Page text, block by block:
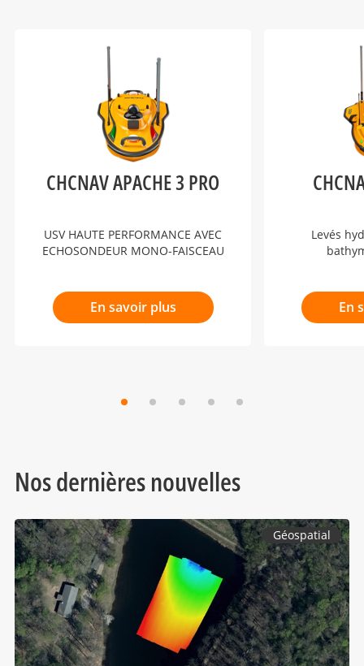
CHCNAV APACHE 3 PRO
USV HAUTE PERFORMANCE AVEC
ECHOSONDEUR MONO-FAISCEAU
En savoir plus
Levés
En
Nos dernières nouvelles
Géospatial